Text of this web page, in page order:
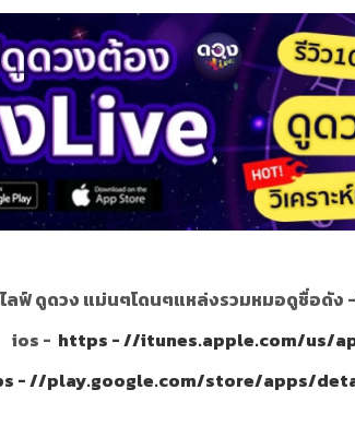
ลฟ์ ดูดวง แม่นๆโดนๆแหล่งรวมหมอดูชื่อดัง
ios - https - //itunes.apple.com/us/
- //play.google.com/store/apps/